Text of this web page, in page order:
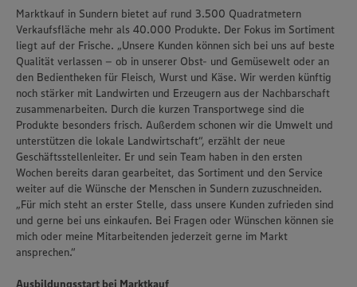
Marktkauf in Sundern bietet auf rund 3.500 Quadratmetern
Verkaufsfläche mehr als 40.000 Produkte. Der Fokus im Sortiment
liegt auf der Frische. „Unsere Kunden können sich bei uns auf beste
Qualität verlassen – ob in unserer Obst- und Gemüsewelt oder an
den Bedientheken für Fleisch, Wurst und Käse. Wir werden künftig
noch stärker mit Landwirten und Erzeugern aus der Nachbarschaft
zusammenarbeiten. Durch die kurzen Transportwege sind die
Produkte besonders frisch. Außerdem schonen wir die Umwelt und
unterstützen die lokale Landwirtschaft“, erzählt der neue
Geschäftsstellenleiter. Er und sein Team haben in den ersten
Wochen bereits daran gearbeitet, das Sortiment und den Service
weiter auf die Wünsche der Menschen in Sundern zuzuschneiden.
„Für mich steht an erster Stelle, dass unsere Kunden zufrieden sind
und gerne bei uns einkaufen. Bei Fragen oder Wünschen können sie
mich oder meine Mitarbeitenden jederzeit gerne im Markt
ansprechen.“
Ausbildungsstart bei Marktkauf